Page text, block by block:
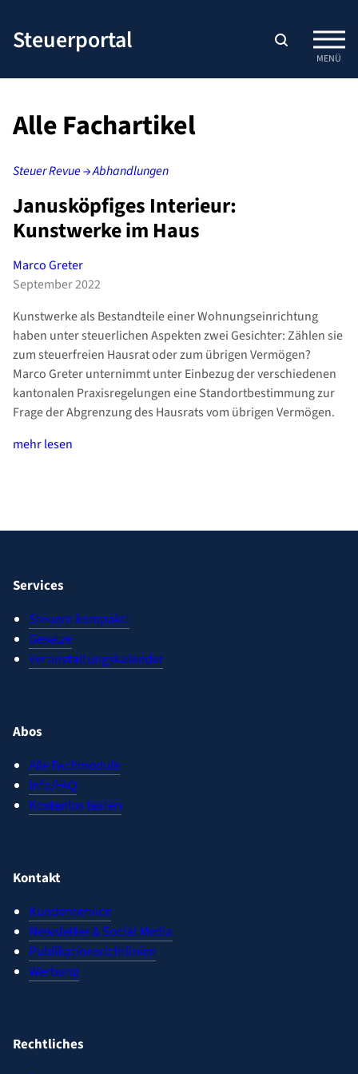
Inhalt
springen
Steuerportal
MENÜ
Alle Fachartikel
Steuer Revue → Abhandlungen
Janusköpfiges Interieur:
Kunstwerke im Haus
Marco Greter
September 2022
Kunstwerke als Bestandteile einer Wohnungseinrichtung
haben unter steuerlichen Aspekten zwei Gesichter: Zählen sie
zum steuerfreien Hausrat oder zum übrigen Vermögen?
Marco Greter unternimmt unter Einbezug der verschiedenen
kantonalen Praxisregelungen eine Standortbestimmung zur
Frage der Abgrenzung des Hausrats vom übrigen Vermögen.
mehr lesen
Services
Steuern kompakt!
Gesetze
Veranstaltungskalender
Abos
Alle Fachmodule
Info/FAQ
Kostenlos testen
Kontakt
Kundenservice
Newsletter & Social Media
Publikationsrichtlinien
Werbung
Rechtliches